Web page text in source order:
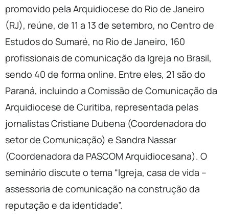
promovido pela Arquidiocese do Rio de Janeiro
(RJ), reúne, de 11 a 13 de setembro, no Centro de
Estudos do Sumaré, no Rio de Janeiro, 160
profissionais de comunicação da Igreja no Brasil,
sendo 40 de forma online. Entre eles, 21 são do
Paraná, incluindo a Comissão de Comunicação da
Arquidiocese de Curitiba, representada pelas
jornalistas Cristiane Dubena (Coordenadora do
setor de Comunicação) e Sandra Nassar
(Coordenadora da PASCOM Arquidiocesana). O
seminário discute o tema “Igreja, casa de vida –
assessoria de comunicação na construção da
reputação e da identidade”.